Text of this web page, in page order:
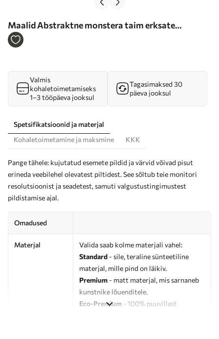
Maalid Abstraktne monstera taim erksate
roheliste lehtedega, pehme roosa ja lilla toonide
Valmis
kohaletoimetamiseks
1–3 tööpäeva jooksul
Tagasimaksed 30
päeva jooksul
Spetsifikatsioonid ja materjal
Kohaletoimetamine ja maksmine
KKK
Pange tähele: kujutatud esemete pildid ja värvid võivad pisut
erineda veebilehel olevatest piltidest. See sõltub teie monitori
resolutsioonist ja seadetest, samuti valgustustingimustest
pildistamise ajal.
Omadused
Materjal
Valida saab kolme materjali vahel:
Standard - sile, teraline sünteetiline
materjal, mille pind on läikiv.
Premium - matt materjal, mis sarnaneb
kunstnike lõuenditele.
Eco-Premium - 100% puuvillast